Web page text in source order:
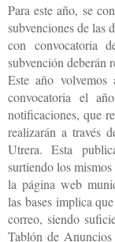
Para este año, se
subvenciones de las
con convocatoria
subvención deberán
Este año volvemos
convocatoria el
notificaciones, que
realizarán a través
Utrera. Esta
surtiendo los
la página web
las bases implica
correo, siendo
Tablón de